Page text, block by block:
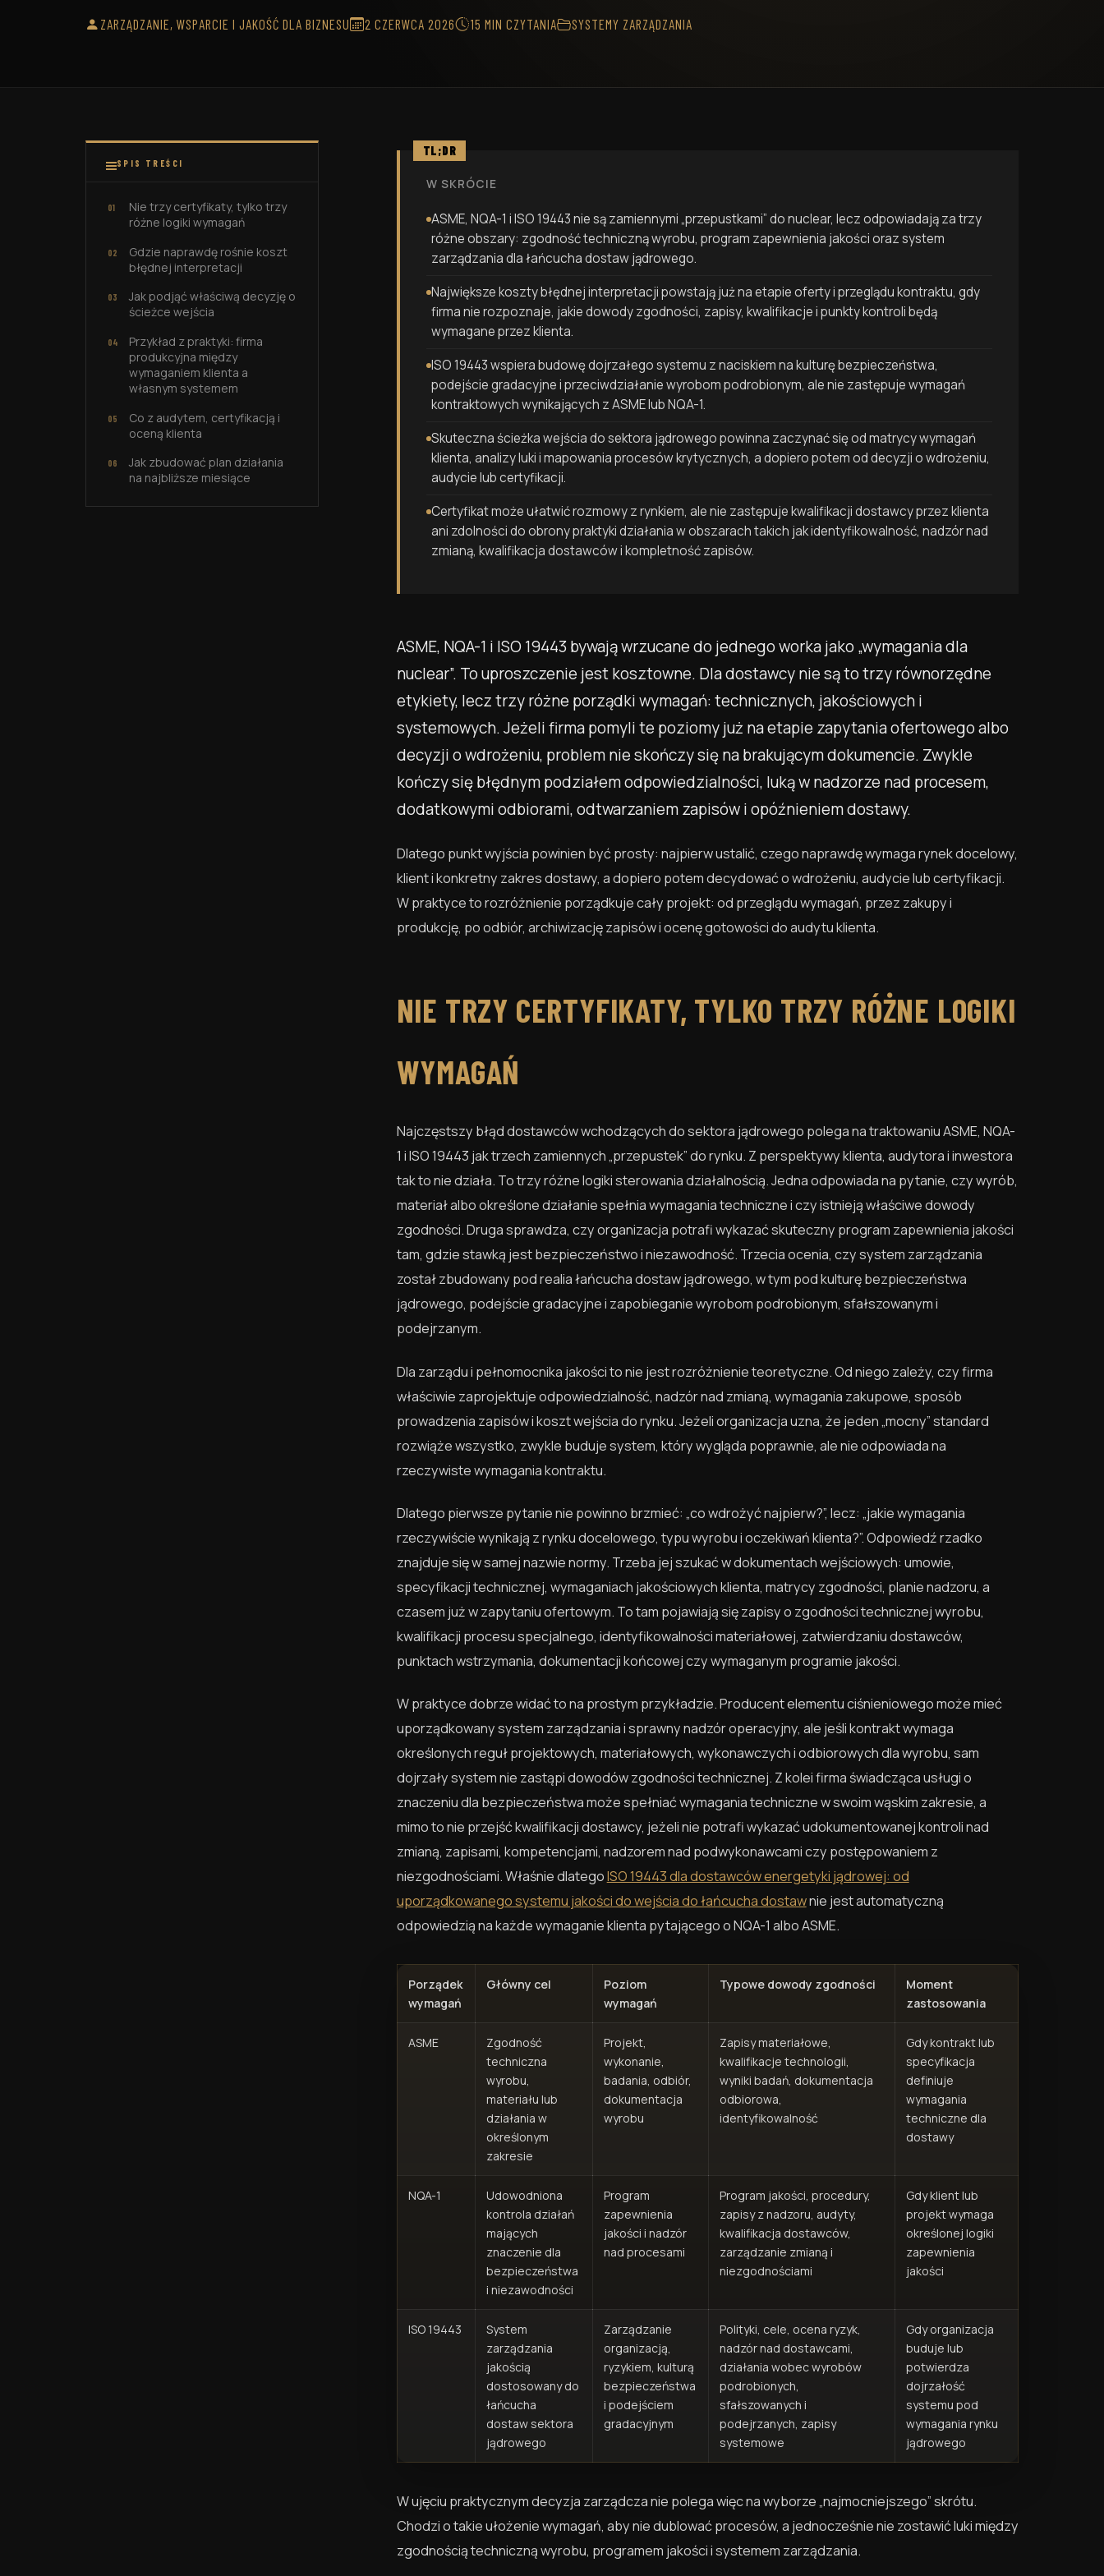
ZARZĄDZANIE, WSPARCIE I JAKOŚĆ DLA BIZNESU 2 CZERWCA 2026 15 MIN CZYTANIA SYSTEMY ZARZĄDZANIA
SPIS TREŚCI
Nie trzy certyfikaty, tylko trzy
różne logiki wymagań
Gdzie naprawdę rośnie koszt
błędnej interpretacji
Jak podjąć właściwą decyzję o
ścieżce wejścia
Przykład z praktyki: firma
produkcyjna między
wymaganiem klienta a
własnym systemem
Co z audytem, certyfikacją i
oceną klienta
Jak zbudować plan działania
na najbliższe miesiące
TL;DR
W SKRÓCIE
ASME, NQA-1 i ISO 19443 nie są zamiennymi „przepustkami” do nuclear, lecz odpowiadają za trzy
różne obszary: zgodność techniczną wyrobu, program zapewnienia jakości oraz system
zarządzania dla łańcucha dostaw jądrowego.
Największe koszty błędnej interpretacji powstają już na etapie oferty i przeglądu kontraktu, gdy
firma nie rozpoznaje, jakie dowody zgodności, zapisy, kwalifikacje i punkty kontroli będą
wymagane przez klienta.
ISO 19443 wspiera budowę dojrzałego systemu z naciskiem na kulturę bezpieczeństwa,
podejście gradacyjne i przeciwdziałanie wyrobom podrobionym, ale nie zastępuje wymagań
kontraktowych wynikających z ASME lub NQA-1.
Skuteczna ścieżka wejścia do sektora jądrowego powinna zaczynać się od matrycy wymagań
klienta, analizy luki i mapowania procesów krytycznych, a dopiero potem od decyzji o wdrożeniu,
audycie lub certyfikacji.
Certyfikat może ułatwić rozmowy z rynkiem, ale nie zastępuje kwalifikacji dostawcy przez klienta
ani zdolności do obrony praktyki działania w obszarach takich jak identyfikowalność, nadzór nad
zmianą, kwalifikacja dostawców i kompletność zapisów.
ASME, NQA-1 i ISO 19443 bywają wrzucane do jednego worka jako „wymagania dla
nuclear”. To uproszczenie jest kosztowne. Dla dostawcy nie są to trzy równorzędne
etykiety, lecz trzy różne porządki wymagań: technicznych, jakościowych i
systemowych. Jeżeli firma pomyli te poziomy już na etapie zapytania ofertowego albo
decyzji o wdrożeniu, problem nie skończy się na brakującym dokumencie. Zwykle
kończy się błędnym podziałem odpowiedzialności, luką w nadzorze nad procesem,
dodatkowymi odbiorami, odtwarzaniem zapisów i opóźnieniem dostawy.
Dlatego punkt wyjścia powinien być prosty: najpierw ustalić, czego naprawdę wymaga rynek docelowy,
klient i konkretny zakres dostawy, a dopiero potem decydować o wdrożeniu, audycie lub certyfikacji.
W praktyce to rozróżnienie porządkuje cały projekt: od przeglądu wymagań, przez zakupy i
produkcję, po odbiór, archiwizację zapisów i ocenę gotowości do audytu klienta.
NIE TRZY CERTYFIKATY, TYLKO TRZY RÓŻNE LOGIKI
WYMAGAŃ
Najczęstszy błąd dostawców wchodzących do sektora jądrowego polega na traktowaniu ASME, NQA-
1 i ISO 19443 jak trzech zamiennych „przepustek” do rynku. Z perspektywy klienta, audytora i inwestora
tak to nie działa. To trzy różne logiki sterowania działalnością. Jedna odpowiada na pytanie, czy wyrób,
materiał albo określone działanie spełnia wymagania techniczne i czy istnieją właściwe dowody
zgodności. Druga sprawdza, czy organizacja potrafi wykazać skuteczny program zapewnienia jakości
tam, gdzie stawką jest bezpieczeństwo i niezawodność. Trzecia ocenia, czy system zarządzania
został zbudowany pod realia łańcucha dostaw jądrowego, w tym pod kulturę bezpieczeństwa
jądrowego, podejście gradacyjne i zapobieganie wyrobom podrobionym, sfałszowanym i
podejrzanym.
Dla zarządu i pełnomocnika jakości to nie jest rozróżnienie teoretyczne. Od niego zależy, czy firma
właściwie zaprojektuje odpowiedzialność, nadzór nad zmianą, wymagania zakupowe, sposób
prowadzenia zapisów i koszt wejścia do rynku. Jeżeli organizacja uzna, że jeden „mocny” standard
rozwiąże wszystko, zwykle buduje system, który wygląda poprawnie, ale nie odpowiada na
rzeczywiste wymagania kontraktu.
Dlatego pierwsze pytanie nie powinno brzmieć: „co wdrożyć najpierw?”, lecz: „jakie wymagania
rzeczywiście wynikają z rynku docelowego, typu wyrobu i oczekiwań klienta?”. Odpowiedź rzadko
znajduje się w samej nazwie normy. Trzeba jej szukać w dokumentach wejściowych: umowie,
specyfikacji technicznej, wymaganiach jakościowych klienta, matrycy zgodności, planie nadzoru, a
czasem już w zapytaniu ofertowym. To tam pojawiają się zapisy o zgodności technicznej wyrobu,
kwalifikacji procesu specjalnego, identyfikowalności materiałowej, zatwierdzaniu dostawców,
punktach wstrzymania, dokumentacji końcowej czy wymaganym programie jakości.
W praktyce dobrze widać to na prostym przykładzie. Producent elementu ciśnieniowego może mieć
uporządkowany system zarządzania i sprawny nadzór operacyjny, ale jeśli kontrakt wymaga
określonych reguł projektowych, materiałowych, wykonawczych i odbiorowych dla wyrobu, sam
dojrzały system nie zastąpi dowodów zgodności technicznej. Z kolei firma świadcząca usługi o
znaczeniu dla bezpieczeństwa może spełniać wymagania techniczne w swoim wąskim zakresie, a
mimo to nie przejść kwalifikacji dostawcy, jeżeli nie potrafi wykazać udokumentowanej kontroli nad
zmianą, zapisami, kompetencjami, nadzorem nad podwykonawcami czy postępowaniem z
niezgodnościami. Właśnie dlategoISO 19443 dla dostawców energetyki jądrowej: od
uporządkowanego systemu jakości do wejścia do łańcucha dostawnie jest automatyczną
odpowiedzią na każde wymaganie klienta pytającego o NQA-1 albo ASME.
Porządek
wymagań
Główny cel
Poziom
wymagań
Typowe dowody zgodności
Moment
zastosowania
ASME
Zgodność
techniczna
wyrobu,
materiału lub
działania w
określonym
zakresie
Projekt,
wykonanie,
badania, odbiór,
dokumentacja
wyrobu
Zapisy materiałowe,
kwalifikacje technologii,
wyniki badań, dokumentacja
odbiorowa,
identyfikowalność
Gdy kontrakt lub
specyfikacja
definiuje
wymagania
techniczne dla
dostawy
NQA-1
Udowodniona
kontrola działań
mających
znaczenie dla
bezpieczeństwa
i niezawodności
Program
zapewnienia
jakości i nadzór
nad procesami
Program jakości, procedury,
zapisy z nadzoru, audyty,
kwalifikacja dostawców,
zarządzanie zmianą i
niezgodnościami
Gdy klient lub
projekt wymaga
określonej logiki
zapewnienia
jakości
ISO 19443
System
zarządzania
jakością
dostosowany do
łańcucha
dostaw sektora
jądrowego
Zarządzanie
organizacją,
ryzykiem, kulturą
bezpieczeństwa
i podejściem
gradacyjnym
Polityki, cele, ocena ryzyk,
nadzór nad dostawcami,
działania wobec wyrobów
podrobionych,
sfałszowanych i
podejrzanych, zapisy
systemowe
Gdy organizacja
buduje lub
potwierdza
dojrzałość
systemu pod
wymagania rynku
jądrowego
W ujęciu praktycznym decyzja zarządcza nie polega więc na wyborze „najmocniejszego” skrótu.
Chodzi o takie ułożenie wymagań, aby nie dublować procesów, a jednocześnie nie zostawić luki między
zgodnością techniczną wyrobu, programem jakości i systemem zarządzania.